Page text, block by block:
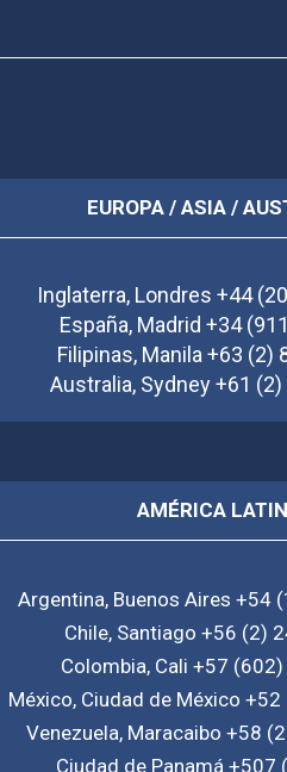
EUROPA / ASIA /
Inglaterra, Londres +44
España, Madrid +34
Filipinas, Manila +63 (2)
Australia, Sydney +61
AMÉRICA
Argentina, Buenos Aires +54
Chile, Santiago +56 (2)
Colombia, Cali +57
México, Ciudad de México
Venezuela, Maracaibo +58
Ciudad de Panamá +507